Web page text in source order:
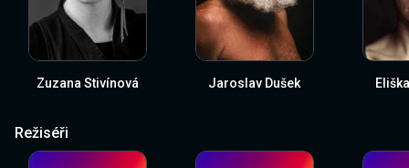
Zuzana Stivínová Jaroslav Dušek
Režiséři